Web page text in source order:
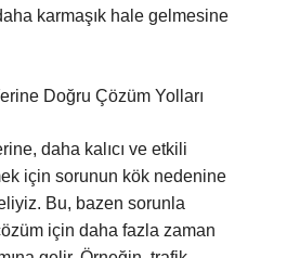
karmaşık hale gelmesine
Doğru Çözüm Yolları
daha kalıcı ve etkili
için sorunun kök nedenine
Bu, bazen sorunla
için daha fazla zaman